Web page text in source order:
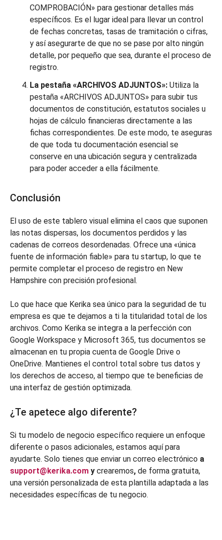
COMPROBACIÓN» para gestionar detalles más
específicos. Es el lugar ideal para llevar un control
de fechas concretas, tasas de tramitación o cifras,
y así asegurarte de que no se pase por alto ningún
detalle, por pequeño que sea, durante el proceso de
registro.
La pestaña «ARCHIVOS ADJUNTOS»: Utiliza la
pestaña «ARCHIVOS ADJUNTOS» para subir tus
documentos de constitución, estatutos sociales u
hojas de cálculo financieras directamente a las
fichas correspondientes. De este modo, te aseguras
de que toda tu documentación esencial se
conserve en una ubicación segura y centralizada
para poder acceder a ella fácilmente.
Conclusión
El uso de este tablero visual elimina el caos que suponen
las notas dispersas, los documentos perdidos y las
cadenas de correos desordenadas. Ofrece una «única
fuente de información fiable» para tu startup, lo que te
permite completar el proceso de registro en New
Hampshire con precisión profesional.
Lo que hace que Kerika sea único para la seguridad de tu
empresa es que te dejamos a ti la titularidad total de los
archivos. Como Kerika se integra a la perfección con
Google Workspace y Microsoft 365, tus documentos se
almacenan en tu propia cuenta de Google Drive o
OneDrive. Mantienes el control total sobre tus datos y
los derechos de acceso, al tiempo que te beneficias de
una interfaz de gestión optimizada.
¿Te apetece algo diferente?
Si tu modelo de negocio específico requiere un enfoque
diferente o pasos adicionales, estamos aquí para
ayudarte. Solo tienes que enviar un correo electrónico a
support@kerika.com y crearemos, de forma gratuita,
una versión personalizada de esta plantilla adaptada a las
necesidades específicas de tu negocio.